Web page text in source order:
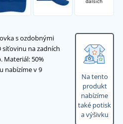
s ozdobnými
na zadních
Materiál: 50%
nabízíme v 9
Na tento
produkt
nabízíme
také potisk
a výšivku